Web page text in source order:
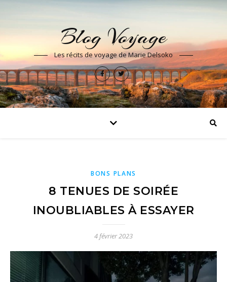
Blog Voyage
Les récits de voyage de Marie Delsoko
BONS PLANS
8 TENUES DE SOIRÉE
INOUBLIABLES À ESSAYER
4 février 2023